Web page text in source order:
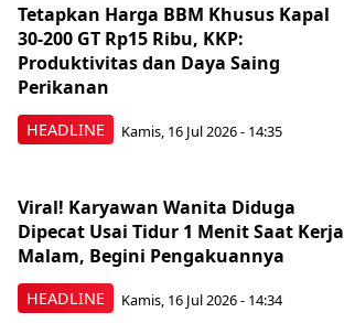
HEADLINE
Tetapkan Harga BBM Khusus Kapal
30-200 GT Rp15 Ribu, KKP:
Produktivitas dan Daya Saing
Perikanan
Kamis, 16 Jul 2026 - 14:35
HEADLINE
Viral! Karyawan Wanita Diduga
Dipecat Usai Tidur 1 Menit Saat Kerja
Malam, Begini Pengakuannya
Kamis, 16 Jul 2026 - 14:34